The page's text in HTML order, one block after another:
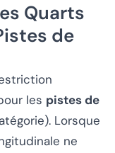
Quarts
de
les pistes de
Lorsque
ne